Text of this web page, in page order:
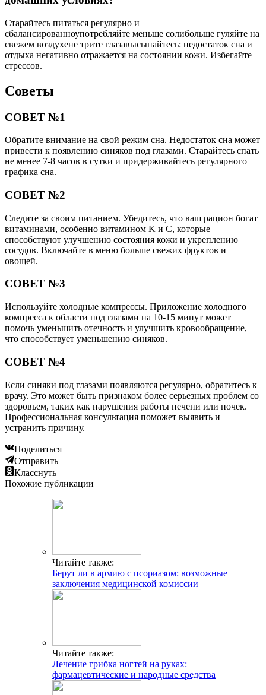
Старайтесь питаться регулярно и
сбалансированноупотребляйте меньше солибольше гуляйте на
свежем воздухене трите глазавысыпайтесь: недостаток сна и
отдыха негативно отражается на состоянии кожи. Избегайте
стрессов.
Советы
СОВЕТ №1
Обратите внимание на свой режим сна. Недостаток сна может
привести к появлению синяков под глазами. Старайтесь спать
не менее 7-8 часов в сутки и придерживайтесь регулярного
графика сна.
СОВЕТ №2
Следите за своим питанием. Убедитесь, что ваш рацион богат
витаминами, особенно витамином K и C, которые
способствуют улучшению состояния кожи и укреплению
сосудов. Включайте в меню больше свежих фруктов и
овощей.
СОВЕТ №3
Используйте холодные компрессы. Приложение холодного
компресса к области под глазами на 10-15 минут может
помочь уменьшить отечность и улучшить кровообращение,
что способствует уменьшению синяков.
СОВЕТ №4
Если синяки под глазами появляются регулярно, обратитесь к
врачу. Это может быть признаком более серьезных проблем со
здоровьем, таких как нарушения работы печени или почек.
Профессиональная консультация поможет выявить и
устранить причину.
Поделиться
Отправить
Класснуть
Похожие публикации
Читайте также:
Берут ли в армию с псориазом: возможные
заключения медицинской комиссии
Читайте также:
Лечение грибка ногтей на руках:
фармацевтические и народные средства